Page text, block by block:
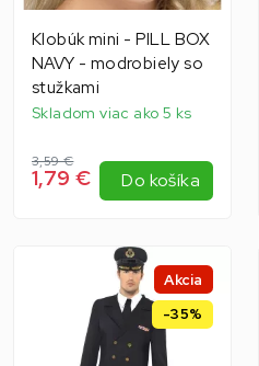
Klobúk mini - PILL BOX
NAVY - modrobiely so
stužkami
Skladom viac ako 5 ks
3,59 €
1,79 € Do košíka
Akcia
-35%